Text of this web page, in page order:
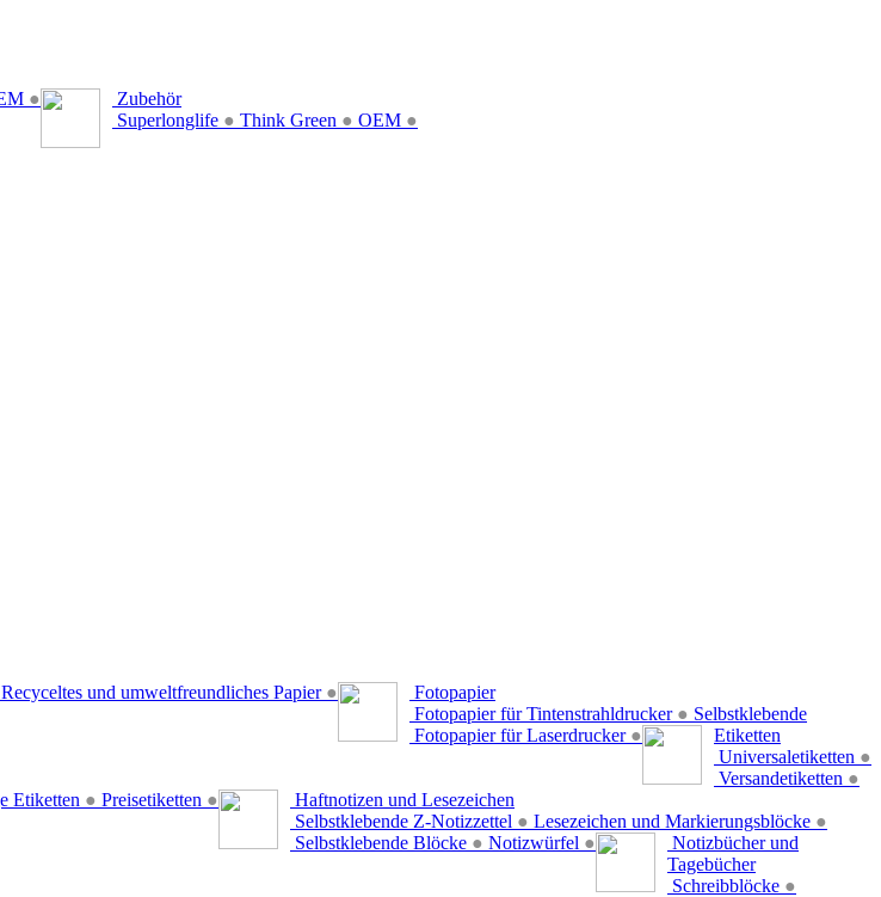
●
Zubehör
Superlonglife ● Think Green ● OEM ●
Recyceltes und umweltfreundliches Papier ●
Fotopapier
Fotopapier für Tintenstrahldrucker ●
Fotopapier für Laserdrucker ●
Selbstklebende
Etiketten
Universaletiketten ●
Versandetiketten ●
Etiketten ● Preisetiketten ●
Haftnotizen und Lesezeichen
Selbstklebende Z-Notizzettel ● Lesezeichen und Markierungsblöcke ●
Selbstklebende Blöcke ● Notizwürfel ●
Notizbücher und
Tagebücher
Schreibblöcke ●